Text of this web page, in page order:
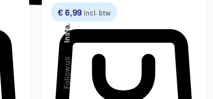
€ 6,99 incl. btw
Follow us
Insta.